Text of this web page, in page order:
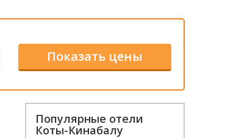
Популярные отели
Коты-Кинабалу